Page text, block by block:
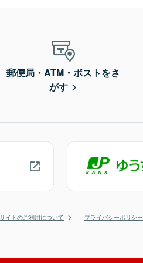
郵便局・ATM・ポストをさ
がす
サイトのご利用について プライバシーポリシー